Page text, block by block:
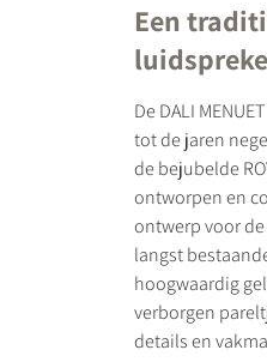
Een
De DALI
tot de jaren
de bejubelde
ontworpen en
ontwerp voor
langst
hoogwaardig
verborgen
details en